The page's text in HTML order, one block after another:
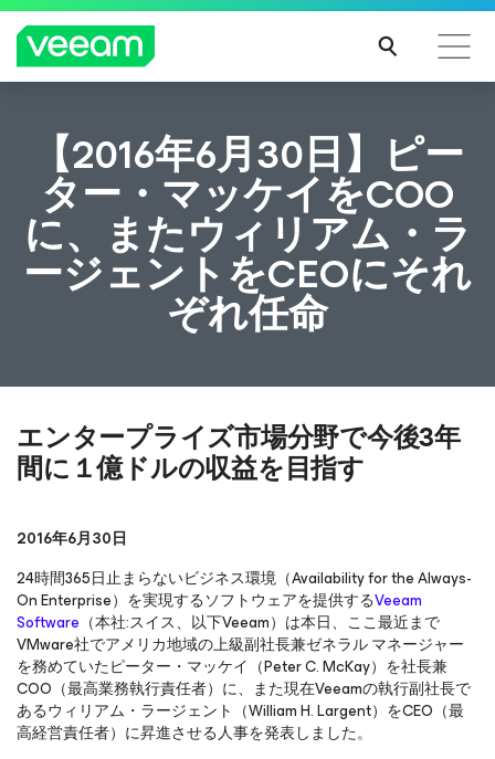
CrowdStrikeのコンテンツ更新によって影響を受け
るお客様向けのVeeamのガイダンス
続き
を読
む
【2016年6月30日】ピー
ター・マッケイをCOO
に、またウィリアム・ラ
ージェントをCEOにそれ
ぞれ任命
エンタープライズ市場分野で今後3年
間に１億ドルの収益を目指す
2016年6月30日
24時間365日止まらないビジネス環境（Availability for the Always-
On Enterprise）を実現するソフトウェアを提供するVeeam
Software （本社:スイス、以下Veeam）は本日、ここ最近まで
VMware社でアメリカ地域の上級副社長兼ゼネラル マネージャー
を務めていたピーター・マッケイ（Peter C. McKay）を社長兼
COO（最高業務執行責任者）に、また現在Veeamの執行副社長で
あるウィリアム・ラージェント（William H. Largent）をCEO（最
高経営責任者）に昇進させる人事を発表しました。